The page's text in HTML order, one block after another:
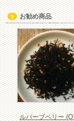
お勧め商品
ルバーブベリー